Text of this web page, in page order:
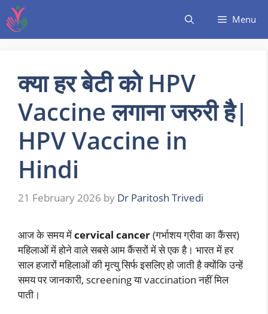
Menu
क्या हर बेटी को HPV
Vaccine लगाना जरुरी है|
HPV Vaccine in
Hindi
21 February 2026 by Dr Paritosh Trivedi
आज के समय मेंcervical cancer(गर्भाशय ग्रीवा का कैंसर)
महिलाओं में होने वाले सबसे आम कैंसरों में से एक है। भारत में हर
साल हजारों महिलाओं की मृत्यु सिर्फ इसलिए हो जाती है क्योंकि उन्हें
समय पर जानकारी, screening या vaccination नहीं मिल
पाती।